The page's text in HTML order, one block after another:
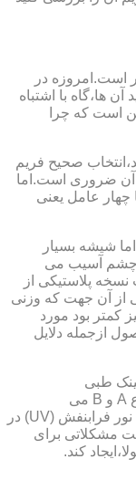
است.امروزه در
ها،گاه با اشتباه
است که چرا
صحیح فریم
آن ضروری است.اما
چهار عامل یعنی
شیشه بسیار
چشم آسیب می
شرکت توانست نسخه پلاستیکی از
از آن جهت که وزنی
کمتر بود مورد
ازجمله دلایل
طبی
است،مقاومت در برابر اشعه UV در هر دو نوع A و B می
باشد.قطعاً قرار گرفتن در معرض تابش اشعه نور فرابنفش (UV) در
مشکلاتی برای
کند.